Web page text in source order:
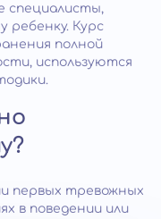
специалисты,
ребенку. Курс
полной
используются
первых тревожных
в поведении или